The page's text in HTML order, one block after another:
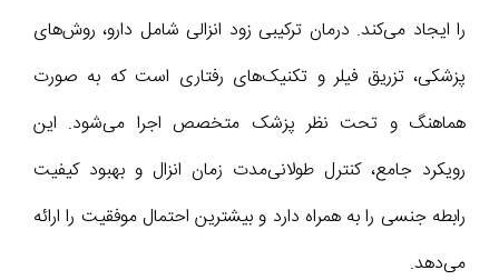
را ایجاد می‌کند. درمان ترکیبی زود انزالی شامل دارو، روش‌های
پزشکی، تزریق فیلر و تکنیک‌های رفتاری است که به صورت
هماهنگ و تحت نظر پزشک متخصص اجرا می‌شود. این
رویکرد جامع، کنترل طولانی‌مدت زمان انزال و بهبود کیفیت
رابطه جنسی را به همراه دارد و بیشترین احتمال موفقیت را ارائه
می‌دهد.